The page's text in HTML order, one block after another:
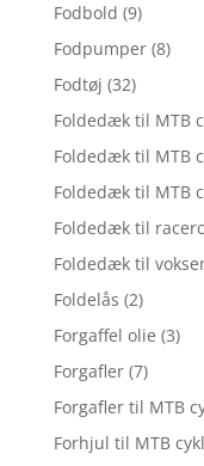
Fodbold (9)
Fodpumper (8)
Fodtøj (32)
Foldedæk til MTB
Foldedæk til MTB
Foldedæk til MTB
Foldedæk til
Foldedæk til
Foldelås (2)
Forgaffel olie (3)
Forgafler (7)
Forgafler til MTB
Forhjul til MTB